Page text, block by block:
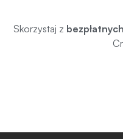
Skorzystaj z